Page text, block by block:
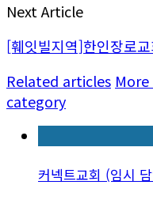
Next Article
[훼잇빌지역]한인장로
Related articles
category
커넥트교회 (임시